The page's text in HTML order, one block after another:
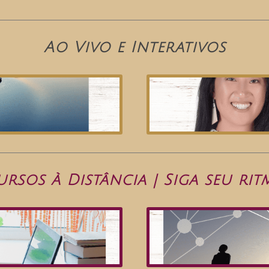
Ao Vivo e Interativos
à Distância | Siga seu